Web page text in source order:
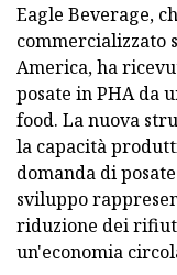
Eagle Beverage,
commercializzato
America, ha
posate in PHA da
food. La nuova
la capacità
domanda di
sviluppo
riduzione dei
un'economia